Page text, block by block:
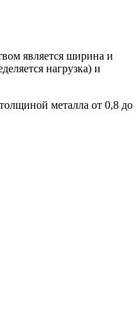
является ширина и
нагрузка) и
металла от 0,8 до